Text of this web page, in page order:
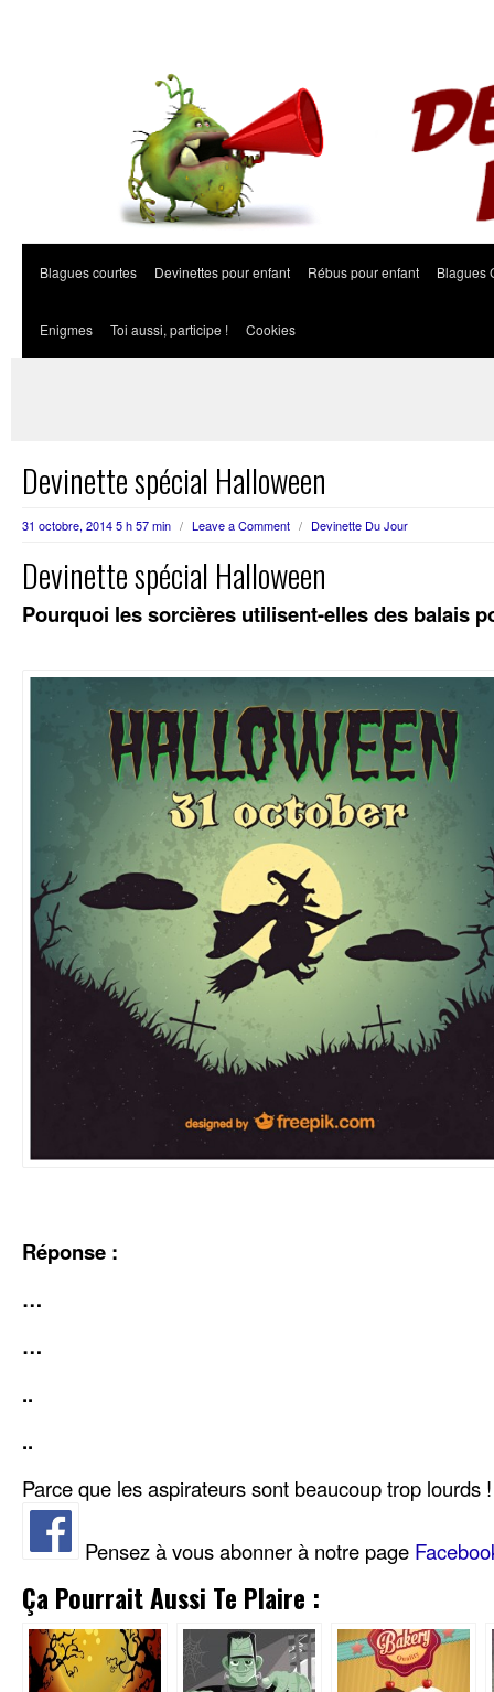
Blagues courtes Devinettes pour enfant Rébus pour enfant Blagues
Enigmes Toi aussi, participe ! Cookies
Devinette spécial Halloween
31 octobre, 2014 5 h 57 min / Leave a Comment / Devinette Du Jour
Devinette spécial Halloween
Pourquoi les sorcières utilisent-elles des balais
Réponse :
…
…
..
..
Parce que les aspirateurs sont beaucoup trop lourds !
Pensez à vous abonner à notre page
Ça Pourrait Aussi Te Plaire :